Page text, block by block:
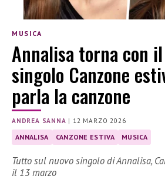
MUSICA
Annalisa torna con
singolo Canzone
parla la canzone
ANDREA SANNA | 12 MARZO 2026
ANNALISA CANZONE ESTIVA MUSICA
Tutto sul nuovo singolo di Annalisa,
il 13 marzo